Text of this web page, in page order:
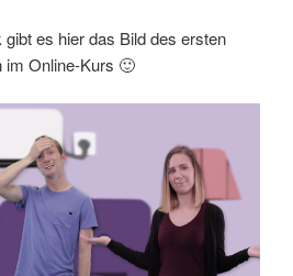
es hier das Bild des ersten
im Online-Kurs 🙂